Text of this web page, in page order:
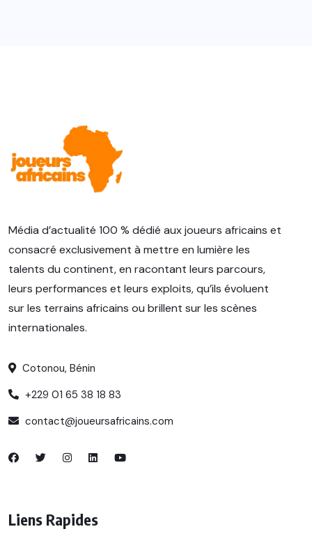
Média d’actualité 100 % dédié aux joueurs africains et
consacré exclusivement à mettre en lumière les
talents du continent, en racontant leurs parcours,
leurs performances et leurs exploits, qu’ils évoluent
sur les terrains africains ou brillent sur les scènes
internationales.
Cotonou, Bénin
+229 01 65 38 18 83
contact@joueursafricains.com
Liens Rapides